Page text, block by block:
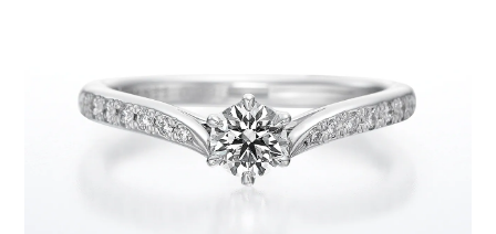
セットリング
ティアラ
ベビージュエリー
セットリングコレクション